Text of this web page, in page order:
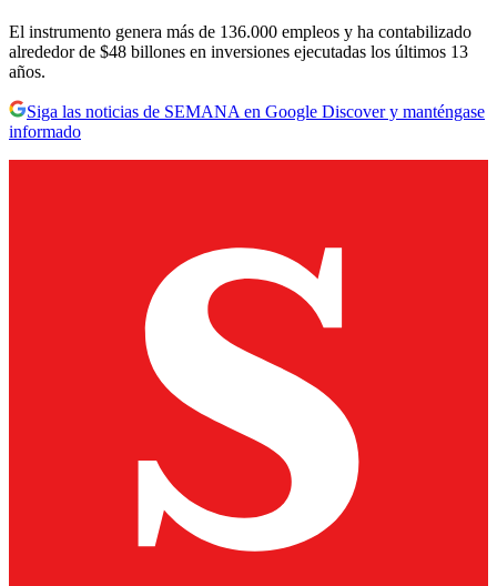
El instrumento genera más de 136.000 empleos y ha contabilizado
alrededor de $48 billones en inversiones ejecutadas los últimos 13
años.
Siga las noticias de SEMANA en Google Discover y manténgase
informado